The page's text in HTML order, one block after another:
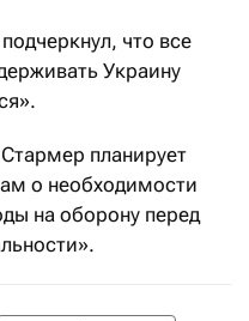
что все
Украину
планирует
о необходимости
на оборону перед